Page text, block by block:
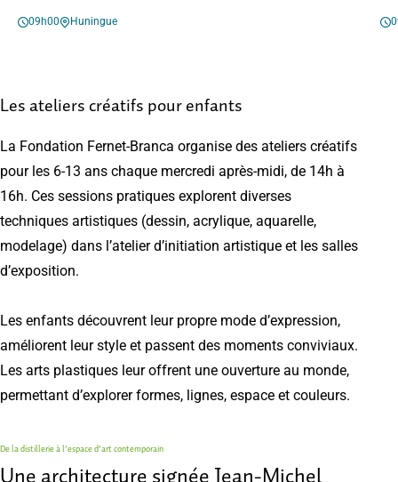
09h00 Huningue
Les ateliers créatifs pour enfants
La Fondation Fernet-Branca organise des ateliers créatifs
pour les 6-13 ans chaque mercredi après-midi, de 14h à
16h. Ces sessions pratiques explorent diverses
techniques artistiques (dessin, acrylique, aquarelle,
modelage) dans l’atelier d’initiation artistique et les salles
d’exposition.
Les enfants découvrent leur propre mode d’expression,
améliorent leur style et passent des moments conviviaux.
Les arts plastiques leur offrent une ouverture au monde,
permettant d’explorer formes, lignes, espace et couleurs.
De la distillerie à l’espace d’art contemporain
Une architecture signée Jean-Michel